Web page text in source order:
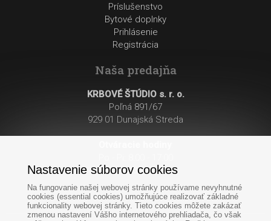
Príslušenstvo
Bytové doplnky
Prihlásenie
Registrácia
Naša predajňa
KRBOVÉ ŠTÚDIO s. r. o.
Poľná 891/67
929 01 Dunajská Streda
So: 8:00 - 12:00
Nastavenie súborov cookies
Na fungovanie našej webovej stránky používame nevyhnutné
cookies (essential cookies) umožňujúce realizovať základné
funkcionality webovej stránky. Tieto cookies môžete zakázať
zmenou nastavení Vášho internetového prehliadača, čo však